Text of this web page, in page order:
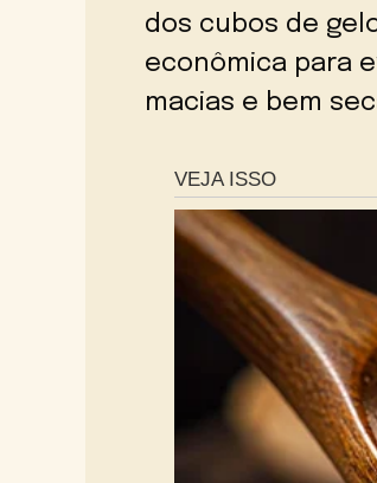
dos cubos de
econômica para
macias e bem